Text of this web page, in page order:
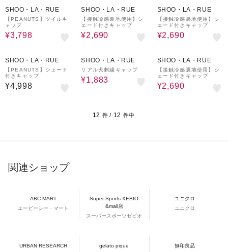
SHOO・LA・RUE
【PEANUTS】ツイルキ
ャップ
¥3,798
SHOO・LA・RUE
【接触冷感裏地使用】シ
ェード付きキャップ
¥2,690
SHOO・LA・RUE
【接触冷感裏地使用】シ
ェード付きキャップ
¥2,690
SHOO・LA・RUE
【PEANUTS】シェード
付きキャップ
¥4,998
SHOO・LA・RUE
リアル犬刺繍キャップ
¥1,883
SHOO・LA・RUE
【接触冷感裏地使用】シ
ェード付きキャップ
¥2,690
12 件 / 12 件中
関連ショップ
ABC-MART
エービーシー・マート
Super Sports XEBIO
&mall店
スーパースポーツゼビオ
ユニクロ
ユニクロ
URBAN RESEARCH
gelato pique
無印良品